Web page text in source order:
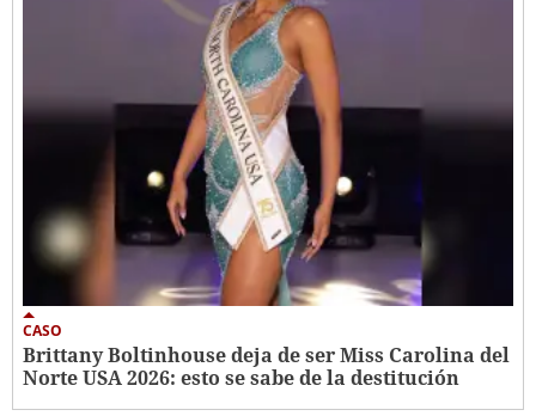
CASO
Brittany Boltinhouse deja de ser Miss Carolina del
Norte USA 2026: esto se sabe de la destitución